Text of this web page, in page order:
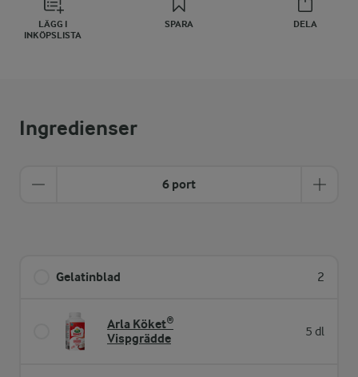
LÄGG I
INKÖPSLISTA
SPARA DELA
Ingredienser
6 port
Gelatinblad 2
Arla Köket®
Vispgrädde
5 dl